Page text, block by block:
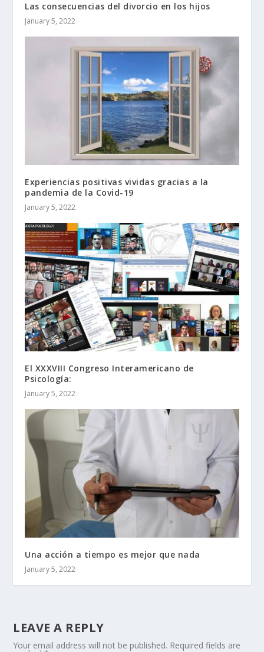
Las consecuencias del divorcio en los hijos
January 5, 2022
Experiencias positivas vividas gracias a la
pandemia de la Covid-19
January 5, 2022
El XXXVIII Congreso Interamericano de
Psicología:
January 5, 2022
Una acción a tiempo es mejor que nada
January 5, 2022
LEAVE A REPLY
Your email address will not be published. Required fields are